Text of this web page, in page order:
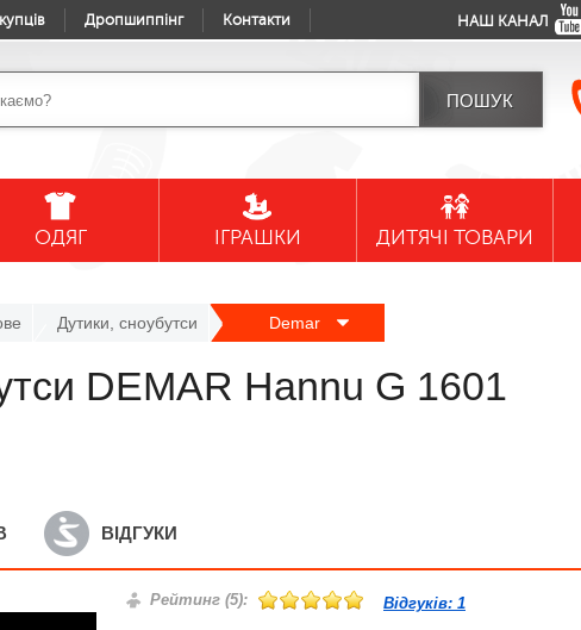
Дропшиппінг Контакти НАШ КАНАЛ
ОДЯГ ІГРАШКИ ДИТЯЧІ ТОВАРИ
Дутики, сноубутси Demar
DEMAR Hannu G 1601
ВІДГУКИ
Рейтинг (5): Відгуків: 1